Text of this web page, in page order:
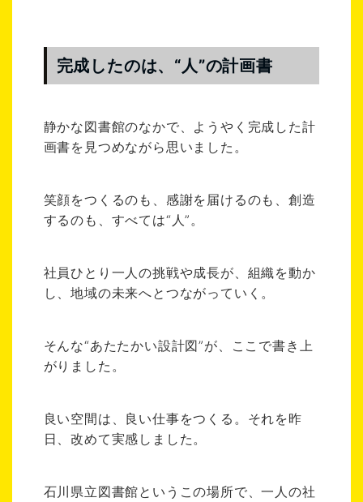
完成したのは、“人”の計画書
静かな図書館のなかで、ようやく完成した計
画書を見つめながら思いました。
笑顔をつくるのも、感謝を届けるのも、創造
するのも、すべては“人”。
社員ひとり一人の挑戦や成長が、組織を動か
し、地域の未来へとつながっていく。
そんな“あたたかい設計図”が、ここで書き上
がりました。
良い空間は、良い仕事をつくる。それを昨
日、改めて実感しました。
石川県立図書館というこの場所で、一人の社